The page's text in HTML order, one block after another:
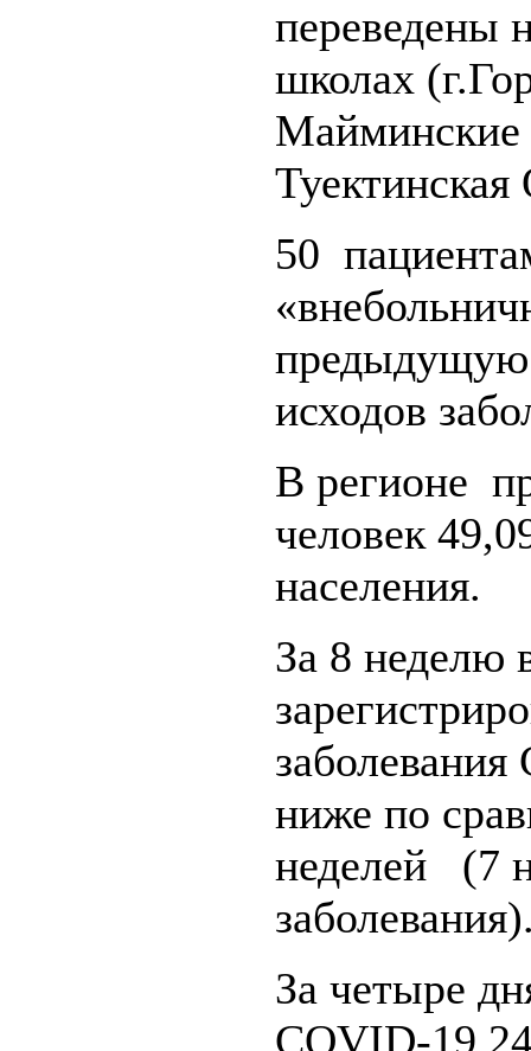
переведены
школах
50
предыдущую
исходов
В регионе
человек
населения.
За 8 неделю
ниже по
неделей (7
За четыре
COVID-19